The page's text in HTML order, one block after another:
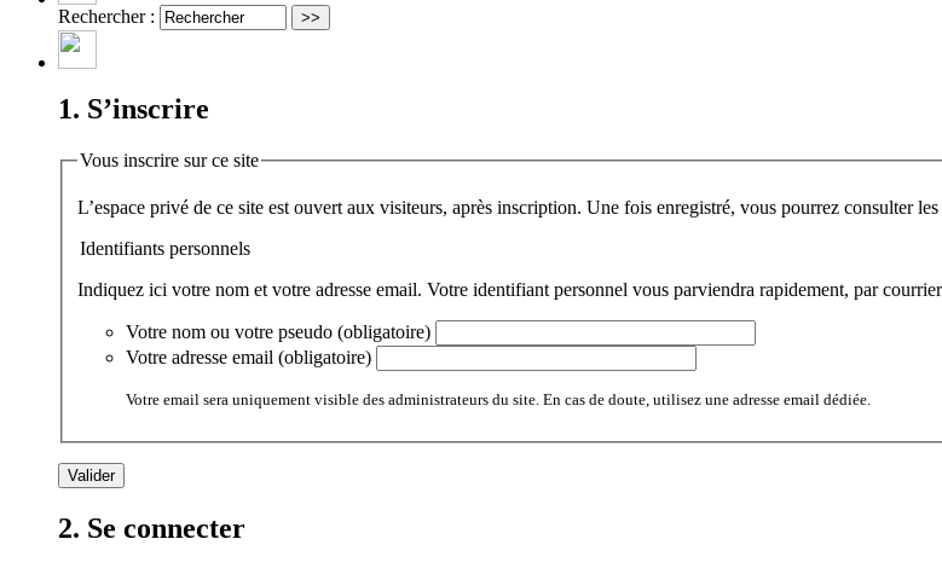
Rechercher :
1. S’inscrire
Vous inscrire sur ce site
Identifiants personnels
Indiquez ici votre nom et votre adresse email. Votre identifiant personnel vous parviendra rapidement, par
Votre nom ou votre pseudo (obligatoire)
Votre adresse email (obligatoire)
Votre email sera uniquement visible des administrateurs du site. En cas de doute, utilisez une adresse email dédiée.
2. Se connecter